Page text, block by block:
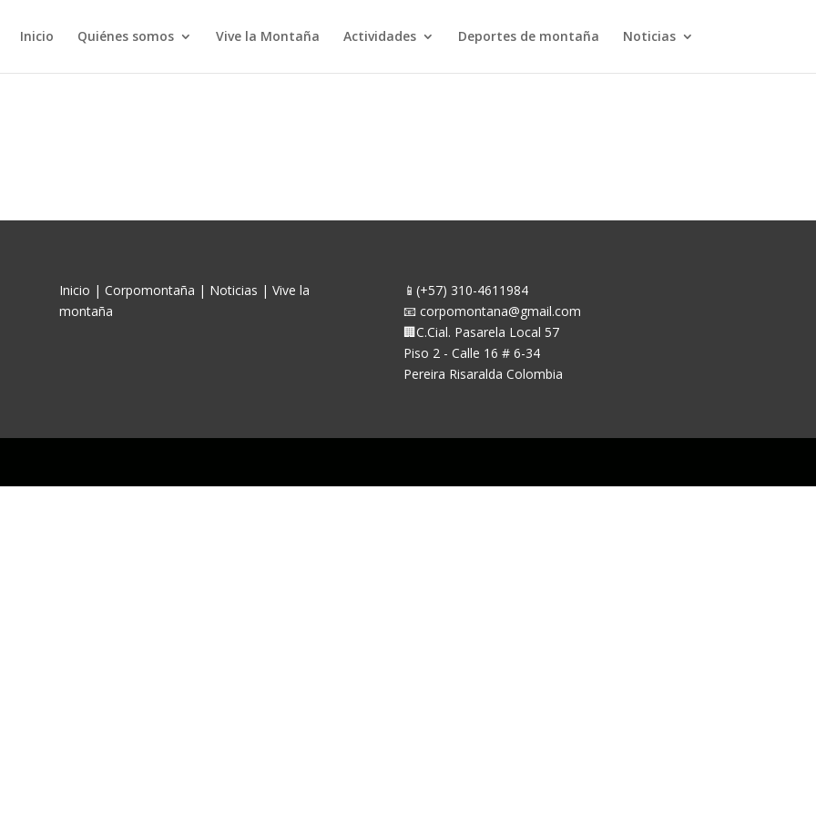
Inicio Quiénes somos Vive la Montaña Actividades Deportes de montaña Noticias
Inicio | Corpomontaña | Noticias | Vive la
montaña
📱(+57) 310-4611984
📧 corpomontana@gmail.com
🏢C.Cial. Pasarela Local 57
Piso 2 - Calle 16 # 6-34
Pereira Risaralda Colombia